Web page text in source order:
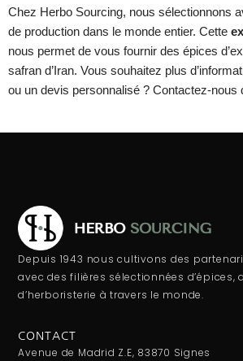
Chez Herbo Sourcing, nous sélectionnons
de production dans le monde entier. Cette
nous permet de vous fournir des épices
safran d’Iran. Vous souhaitez plus
ou un devis personnalisé ? Contactez-nous
Depuis 1943 nous cultivons des
avec des filières sélectionnées d’épices,
d’herboristerie à travers le monde.
CONTACT
Avenue de Madrid Z.E, 83870 Signes